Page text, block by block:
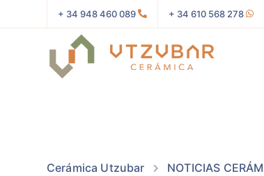
+ 34 948 460 089 + 34 610 568 278
Cerámica Utzubar NOTICIAS